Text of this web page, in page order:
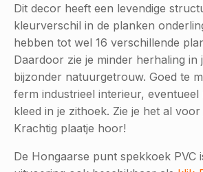
Dit decor heeft een levendige
kleurverschil in de planken
hebben tot wel 16 verschillende
Daardoor zie je minder herhaling in
bijzonder natuurgetrouw. Goed te
ferm industrieel interieur, eventueel
kleed in je zithoek. Zie je het al
Krachtig plaatje hoor!
De Hongaarse punt spekkoek PVC